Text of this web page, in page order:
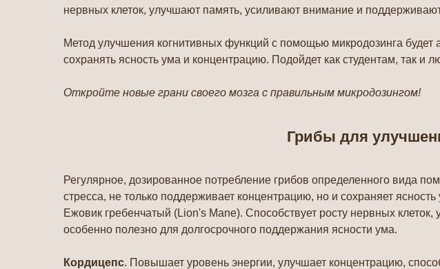
нервных клеток, улучшают память, усиливают внимание и
Метод улучшения когнитивных функций с помощью микродозинга
сохранять ясность ума и концентрацию. Подойдет как студентам, так и
Откройте новые грани своего мозга с правильным микродозингом!
Грибы для
Регулярное, дозированное потребление грибов определенного вида
стресса, не только поддерживает концентрацию, но и сохраняет
Ежовик гребенчатый (Lion's Mane). Способствует росту нервных
особенно полезно для долгосрочного поддержания ясности ума.
Кордицепс. Повышает уровень энергии, улучшает концентрацию,